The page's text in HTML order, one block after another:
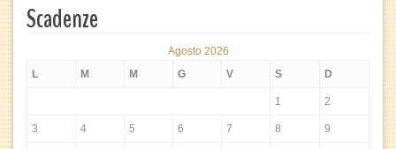
Scadenze
Agosto 2026
L
M M G V S D
1 2
3 4 5 6 7 8 9